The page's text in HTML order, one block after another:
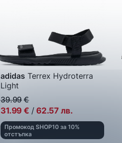
adidas Terrex Hydroterra
Light
Сандали
39.99 €
31.99 € / 62.57 лв.
Промокод SHOP10 за 10%
отстъпка